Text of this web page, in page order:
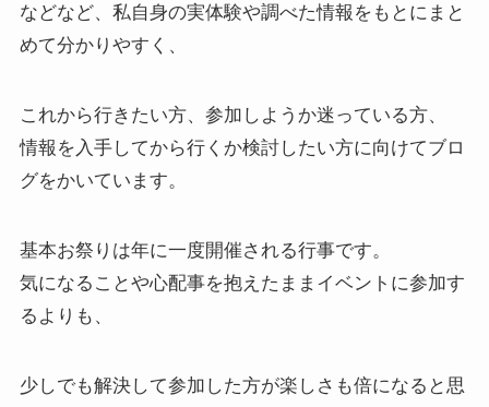
などなど、私自身の実体験や調べた情報をもとにまと
めて分かりやすく、
これから行きたい方、参加しようか迷っている方、
情報を入手してから行くか検討したい方に向けてブロ
グをかいています。
基本お祭りは年に一度開催される行事です。
気になることや心配事を抱えたままイベントに参加す
るよりも、
少しでも解決して参加した方が楽しさも倍になると思